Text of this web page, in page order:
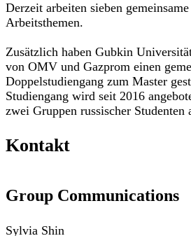
Derzeit arbeiten sieben
Arbeitsthemen.
Zusätzlich haben Gubkin
von OMV und Gazprom einen
Doppelstudiengang zum Master
Studiengang wird seit 2016
zwei Gruppen russischer Studenten
Kontakt
Group Communications
Sylvia Shin